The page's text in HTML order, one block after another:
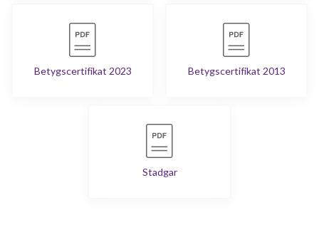
Betygscertifikat 2023 Betygscertifikat 2013
Stadgar